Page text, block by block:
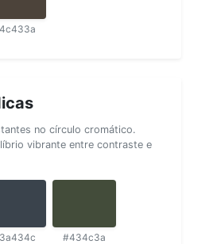
no círculo cromático.
vibrante entre contraste e
#434c3a